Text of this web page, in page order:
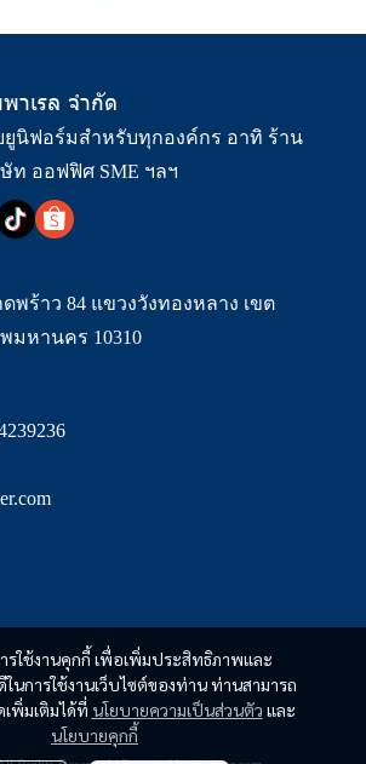
รใช้งานคุกกี้ เพื่อเพิ่มประสิทธิภาพและ
นการใช้งานเว็บไซต์ของท่าน ท่านสามารถ
พิ่มเติมได้ที่ นโยบายความเป็นส่วนตัว และ
นโยบายคุกกี้
าเรล จำกัด
ยูนิฟอร์มสำหรับทุกองค์กร อาทิ ร้าน
ท ออฟฟิศ SME ฯลฯ
ดพร้าว 84 แขวงวังทองหลาง เขต
มหานคร 10310